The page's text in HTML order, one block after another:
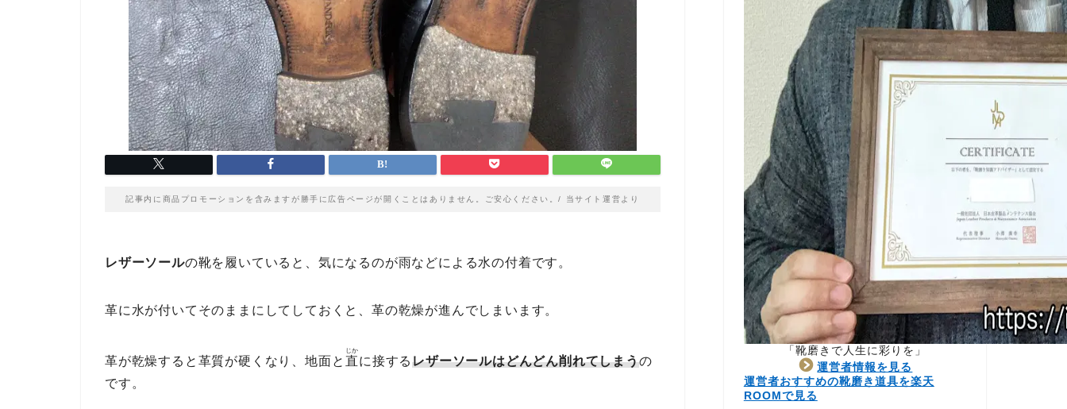
記事内に商品プロモーションを含みますが勝手に広告ページが開くことはありません。ご安心ください。/ 当サイト運営より
レザーソールの靴を履いていると、気になるのが雨などによる水の付着です。
革に水が付いてそのままにしてしておくと、革の乾燥が進んでしまいます。
革が乾燥すると革質が硬くなり、地面と 直
じか
に接するレザーソールはどんどん削れてしまうの
です。
「靴磨きで人生に彩りを」
運営者情報を見る
運営者おすすめの靴磨き道具を楽天
ROOMで見る